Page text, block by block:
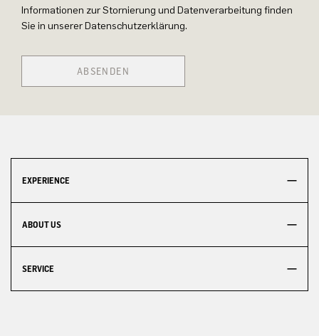
Informationen zur Stornierung und Datenverarbeitung finden
Sie in unserer Datenschutzerklärung.
ABSENDEN
EXPERIENCE
ABOUT US
SERVICE